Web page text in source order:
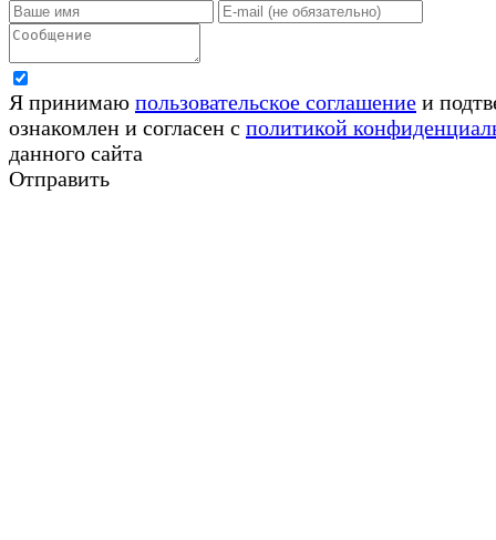
Я принимаю пользовательское соглашение и
ознакомлен и согласен с политикой
данного сайта
Отправить